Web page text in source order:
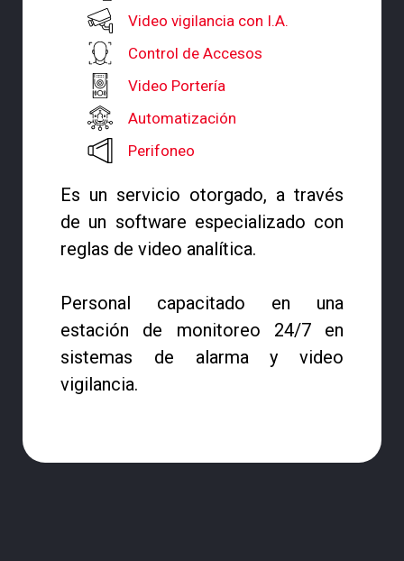
Video vigilancia con I.A.
Control de Accesos
Video Portería
Automatización
Perifoneo
Es un servicio otorgado, a través
de un software especializado con
reglas de video analítica.
Personal capacitado en una
estación de monitoreo 24/7 en
sistemas de alarma y video
vigilancia.